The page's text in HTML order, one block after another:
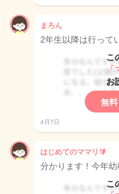
まろん
2年生以降は行って
こ
「
お
無
4月7日
はじめてのママリ🔰
分かります！今年
こ